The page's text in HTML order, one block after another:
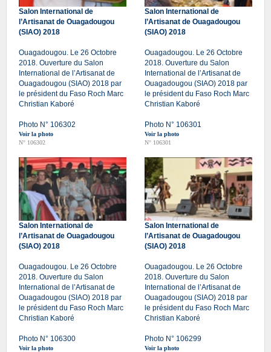
Salon International de
l’Artisanat de Ouagadougou
(SIAO) 2018
Ouagadougou. Le 26 Octobre
2018. Ouverture du Salon
International de l’Artisanat de
Ouagadougou (SIAO) 2018 par
le président du Faso Roch Marc
Christian Kaboré
Photo N° 106302
Voir la photo
N° 106302
Salon International de
l’Artisanat de Ouagadougou
(SIAO) 2018
Ouagadougou. Le 26 Octobre
2018. Ouverture du Salon
International de l’Artisanat de
Ouagadougou (SIAO) 2018 par
le président du Faso Roch Marc
Christian Kaboré
Photo N° 106301
Voir la photo
N° 106301
Salon International de
l’Artisanat de Ouagadougou
(SIAO) 2018
Ouagadougou. Le 26 Octobre
2018. Ouverture du Salon
International de l’Artisanat de
Ouagadougou (SIAO) 2018 par
le président du Faso Roch Marc
Christian Kaboré
Photo N° 106300
Voir la photo
Salon International de
l’Artisanat de Ouagadougou
(SIAO) 2018
Ouagadougou. Le 26 Octobre
2018. Ouverture du Salon
International de l’Artisanat de
Ouagadougou (SIAO) 2018 par
le président du Faso Roch Marc
Christian Kaboré
Photo N° 106299
Voir la photo